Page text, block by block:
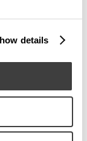
details
poliuretanico,
profondità